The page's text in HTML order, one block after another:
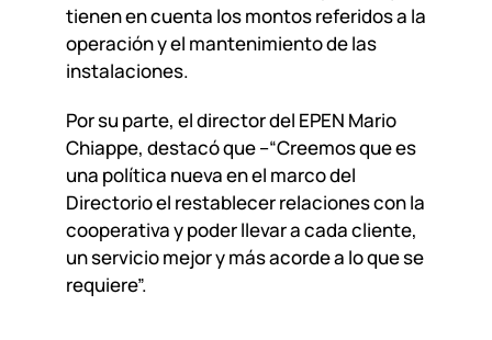
tienen en cuenta los montos referidos a la
operación y el mantenimiento de las
instalaciones.
Por su parte, el director del EPEN Mario
Chiappe, destacó que –“Creemos que es
una política nueva en el marco del
Directorio el restablecer relaciones con la
cooperativa y poder llevar a cada cliente,
un servicio mejor y más acorde a lo que se
requiere”.